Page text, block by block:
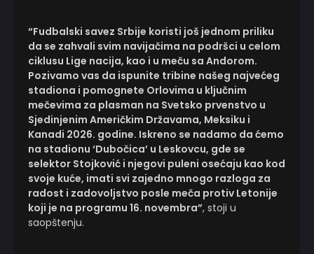
“Fudbalski savez Srbije koristi još jednom priliku
da se zahvali svim navijačima na podršci u celom
ciklusu Lige nacija, kao i u meču sa Andorom.
Pozivamo vas da ispunite tribine našeg najvećeg
stadiona i pomognete Orlovima u ključnim
mečevima za plasman na Svetsko prvenstvo u
Sjedinjenim Američkim Državama, Meksiku i
Kanadi 2026. godine. Iskreno se nadamo da ćemo
na stadionu ‘Dubočica’ u Leskovcu, gde se
selektor Stojković i njegovi puleni osećaju kao kod
svoje kuće, imati svi zajedno mnogo razloga za
radost i zadovoljstvo posle meča protiv Letonije
koji je na programu 16. novembra”, stoji u
saopštenju.